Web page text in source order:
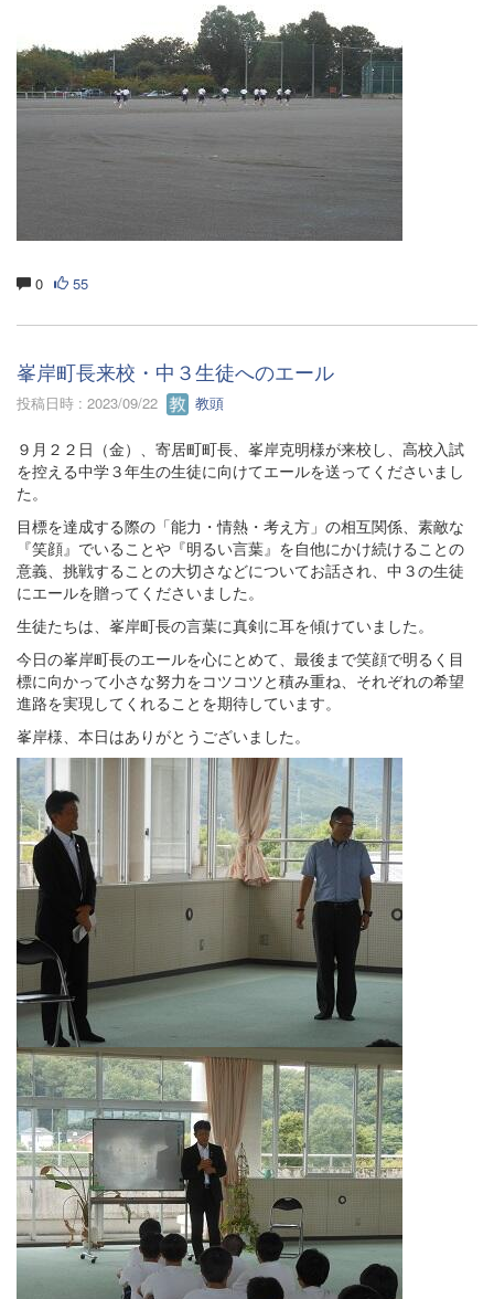
0 55
峯岸町長来校・中３生徒へのエール
投稿日時 : 2023/09/22 教頭
９月２２日（金）、寄居町町長、峯岸克明様が来校し、高校入試
を控える中学３年生の生徒に向けてエールを送ってくださいまし
た。
目標を達成する際の「能力・情熱・考え方」の相互関係、素敵な
『笑顔』でいることや『明るい言葉』を自他にかけ続けることの
意義、挑戦することの大切さなどについてお話され、中３の生徒
にエールを贈ってくださいました。
生徒たちは、峯岸町長の言葉に真剣に耳を傾けていました。
今日の峯岸町長のエールを心にとめて、最後まで笑顔で明るく目
標に向かって小さな努力をコツコツと積み重ね、それぞれの希望
進路を実現してくれることを期待しています。
峯岸様、本日はありがとうございました。